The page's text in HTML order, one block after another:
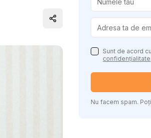
Distribuie conținutul
Sunt de acord cu
confidențialitate
Nu facem spam.